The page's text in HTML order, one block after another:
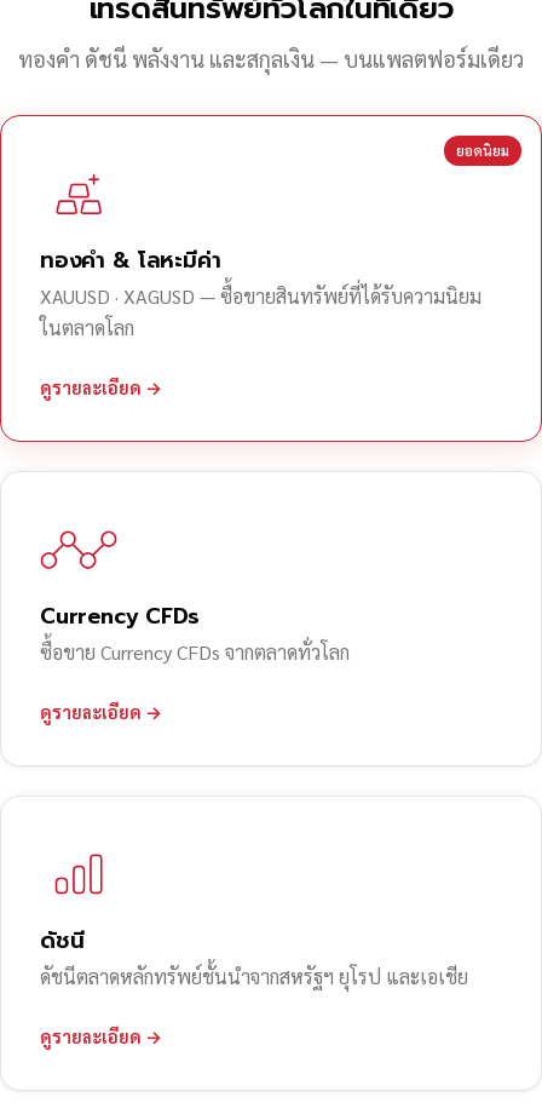
ทองคำ ดัชนี พลังงาน และสกุลเงิน — บนแพลตฟอร์มเดียว
ยอดนิยม
ทองคำ & โลหะมีค่า
XAUUSD · XAGUSD — ซื้อขายสินทรัพย์ที่ได้รับความนิยม
ในตลาดโลก
ดูรายละเอียด →
Currency CFDs
ซื้อขาย Currency CFDs จากตลาดทั่วโลก
ดูรายละเอียด →
ดัชนี
ดัชนีตลาดหลักทรัพย์ชั้นนำจากสหรัฐฯ ยุโรป และเอเชีย
ดูรายละเอียด →